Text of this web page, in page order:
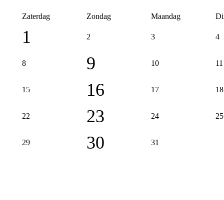
Zaterdag Zondag Maandag
1 2 3 4
8 9 10 11
15 16 17 18
22 23 24 25
29 30 31